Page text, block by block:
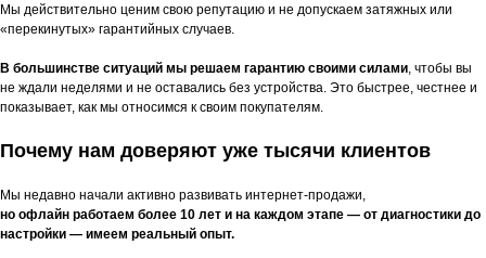
Мы действительно ценим свою репутацию и не допускаем затяжных или
«перекинутых» гарантийных случаев.
В большинстве ситуаций мы решаем гарантию своими силами, чтобы вы
не ждали неделями и не оставались без устройства. Это быстрее, честнее и
показывает, как мы относимся к своим покупателям.
Почему нам доверяют уже тысячи клиентов
Мы недавно начали активно развивать интернет-продажи,
но офлайн работаем более 10 лет и на каждом этапе — от диагностики до
настройки — имеем реальный опыт.